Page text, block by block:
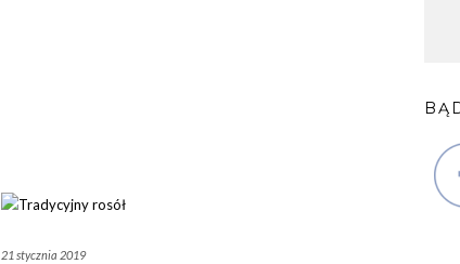
21 stycznia 2019